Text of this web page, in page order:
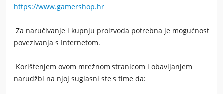
https://www.gamershop.hr
Za naručivanje i kupnju proizvoda potrebna je mogućnost
povezivanja s Internetom.
Korištenjem ovom mrežnom stranicom i obavljanjem
narudžbi na njoj suglasni ste s time da: